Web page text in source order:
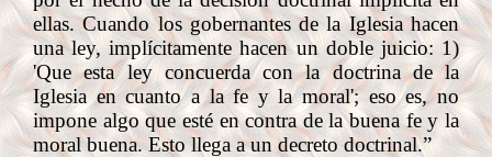
ellas. Cuando los gobernantes de la Iglesia hacen
una ley, implícitamente hacen un doble juicio: 1)
'Que esta ley concuerda con la doctrina de la
Iglesia en cuanto a la fe y la moral'; eso es, no
impone algo que esté en contra de la buena fe y la
moral buena. Esto llega a un decreto doctrinal.”